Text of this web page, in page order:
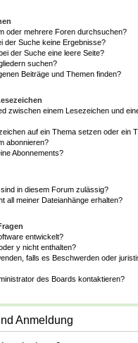
oder mehrere Foren durchsuchen?
der Suche keine Ergebnisse?
der Suche eine leere Seite?
suchen?
Beiträge und Themen finden?
zwischen einem Lesezeichen und
auf ein Thema setzen oder ein
abonnieren?
Abonnements?
in diesem Forum zulässig?
all meiner Dateianhänge erhalten?
entwickelt?
y nicht enthalten?
falls es Beschwerden oder
des Boards kontaktieren?
Anmeldung